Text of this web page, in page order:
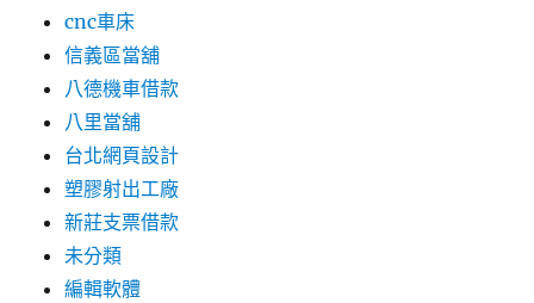
cnc車床
信義區當舖
八德機車借款
八里當舖
台北網頁設計
塑膠射出工廠
新莊支票借款
未分類
編輯軟體